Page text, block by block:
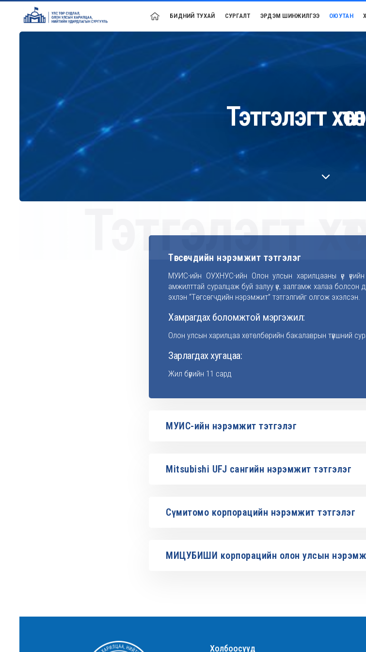
БИДНИЙ ТУХАЙ СУРГАЛТ ЭРДЭМ ШИНЖИЛГЭЭ ОЮУТАН
Тэтгэлэгт
Тэтгэлэгт
Төгсөгчдийн нэрэмжит тэтгэлэг
МУИС-ийн ОУХНУС-ийн Олон улсын харилцааны үе
амжилттай суралцаж буй залуу үе, залгамж халаа болсон
эхлэн “Төгсөгчдийн нэрэмжит” тэтгэлгийг олгож эхэлсэн.
Хамрагдах боломжтой мэргэжил:
Олон улсын харилцаа хөтөлбөрийн бакалаврын түвшний
Зарлагдах хугацаа:
Жил бүрийн 11 сард
МУИС-ийн нэрэмжит тэтгэлэг
Mitsubishi UFJ сангийн нэрэмжит тэтгэлэг
Сүмитомо корпорацийн нэрэмжит тэтгэлэг
МИЦУБИШИ корпорацийн олон улсын
Холбоосууд